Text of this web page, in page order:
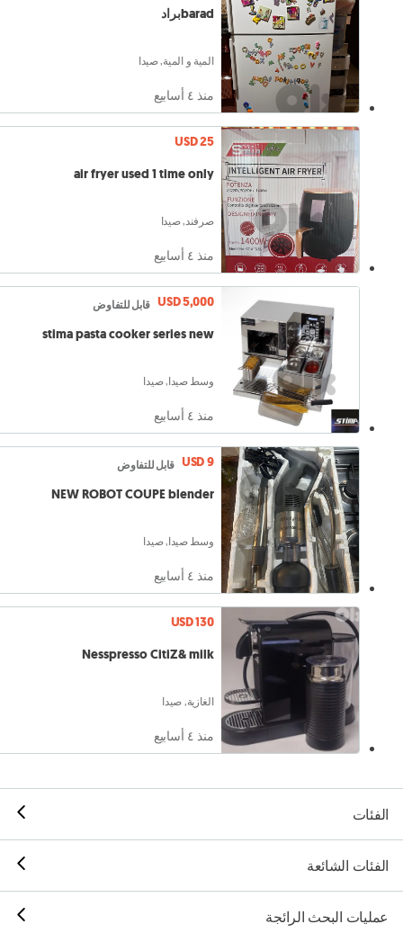
baradبراد
المية و المية, صيدا
منذ ٤ أسابيع
USD 25
air fryer used 1 time only
صرفند, صيدا
منذ ٤ أسابيع
USD 5,000 قابل للتفاوض
stima pasta cooker series new
وسط صيدا, صيدا
منذ ٤ أسابيع
USD 9 قابل للتفاوض
NEW ROBOT COUPE blender
وسط صيدا, صيدا
منذ ٤ أسابيع
USD 130
Nesspresso CitiZ& milk
الغازية, صيدا
منذ ٤ أسابيع
الفئات
الفئات الشائعة
عمليات البحث الرائجة